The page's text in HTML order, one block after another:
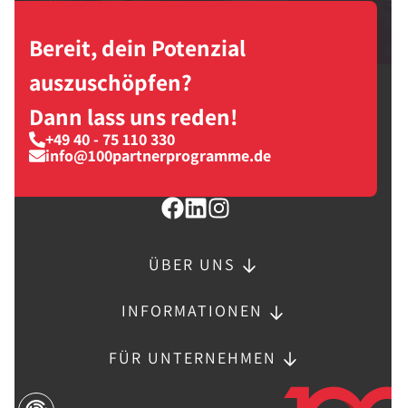
Bereit, dein Potenzial
auszuschöpfen?
Dann lass uns reden!
+49 40 - 75 110 330
info@100partnerprogramme.de
ÜBER UNS
INFORMATIONEN
FÜR UNTERNEHMEN